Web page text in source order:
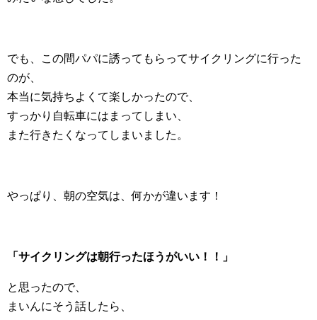
でも、この間パパに誘ってもらってサイクリングに行った
のが、
本当に気持ちよくて楽しかったので、
すっかり自転車にはまってしまい、
また行きたくなってしまいました。
やっぱり、朝の空気は、何かが違います！
「サイクリングは朝行ったほうがいい！！」
と思ったので、
まいんにそう話したら、